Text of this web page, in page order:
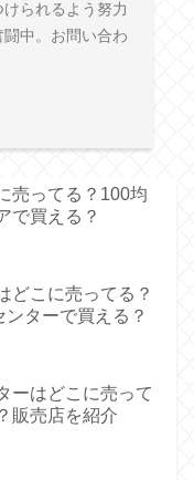
られるよう努力
中。お問い合わ
売ってる？100均
で買える？
どこに売ってる？
ターで買える？
ーはどこに売って
販売店を紹介